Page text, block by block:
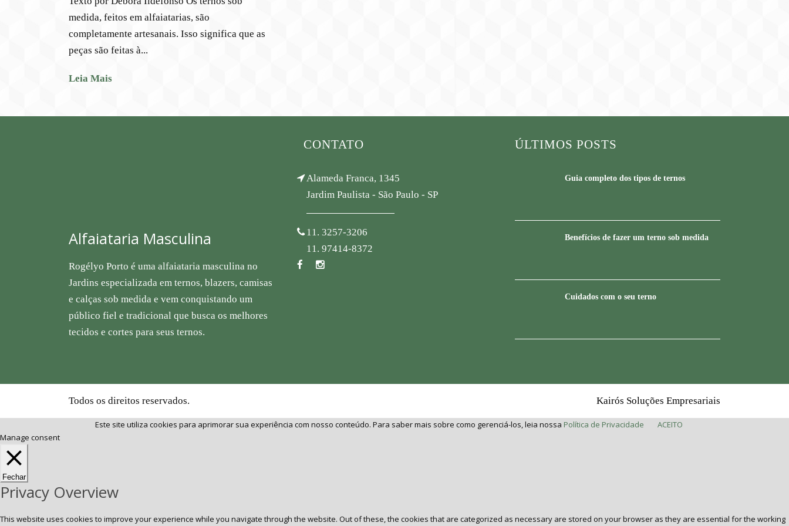
medida, feitos em alfaiatarias, são
completamente artesanais. Isso significa que as
peças são feitas à...
Leia Mais
Alfaiataria Masculina
Rogélyo Porto é uma alfaiataria masculina no
Jardins especializada em ternos, blazers, camisas
e calças sob medida e vem conquistando um
público fiel e tradicional que busca os melhores
tecidos e cortes para seus ternos.
CONTATO
Alameda Franca, 1345
Jardim Paulista - São Paulo - SP
11. 3257-3206
11. 97414-8372
ÚLTIMOS POSTS
Guia completo dos tipos de ternos
Benefícios de fazer um terno sob medida
Cuidados com o seu terno
Todos os direitos reservados. Kairós Soluções Empresariais
Este site utiliza cookies para aprimorar sua experiência com nosso conteúdo. Para saber mais sobre como gerenciá-los, leia nossa Política de Privacidade
ACEITO
Manage consent
Fechar
Privacy Overview
This website uses cookies to improve your experience while you navigate through the website. Out of these, the cookies that are categorized as necessary are stored on your browser as they are essential for the working